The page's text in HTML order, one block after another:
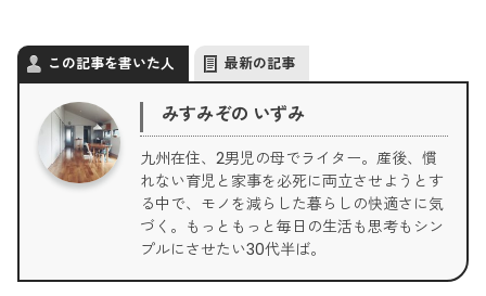
この記事を書いた人 最新の記事
みすみぞの いずみ
九州在住、2男児の母でライター。産後、慣
れない育児と家事を必死に両立させようとす
る中で、モノを減らした暮らしの快適さに気
づく。もっともっと毎日の生活も思考もシン
プルにさせたい30代半ば。